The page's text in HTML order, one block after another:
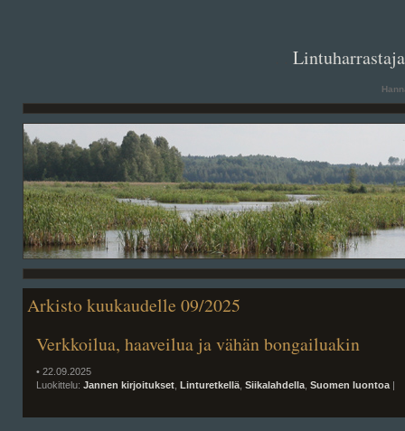
Arkisto kuukaudelle 09/2025
Verkkoilua, haaveilua ja vähän bongailuakin
• 22.09.2025
Luokittelu: Jannen kirjoitukset Linturetkellä Siikalahdella Suomen luontoa |